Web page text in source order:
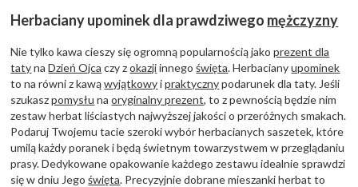
Herbaciany upominek dla prawdziwego mężczyzny
Nie tylko kawa cieszy się ogromną popularnością jakoprezent dla
tatynaDzień Ojca czy zokazjiinnegoświęta. Herbacianyupominek
to na równi z kawąwyjątkowyipraktycznypodarunek dla taty. Jeśli
szukaszpomysłu naoryginalny prezent, to z pewnością będzie nim
zestaw herbat liściastych najwyższej jakości o przeróżnych smakach.
Podaruj Twojemu tacie szeroki wybór herbacianych saszetek, które
umilą każdy poranek i będą świetnym towarzystwem w przeglądaniu
prasy. Dedykowane opakowanie każdego zestawu idealnie sprawdzi
się w dniu Jegoświęta. Precyzyjnie dobrane mieszanki herbat to